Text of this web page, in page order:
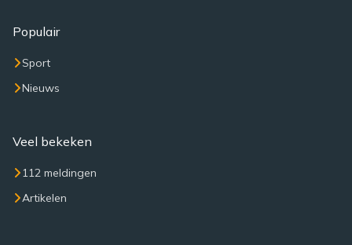
Populair
Sport
Nieuws
Veel bekeken
112 meldingen
Artikelen